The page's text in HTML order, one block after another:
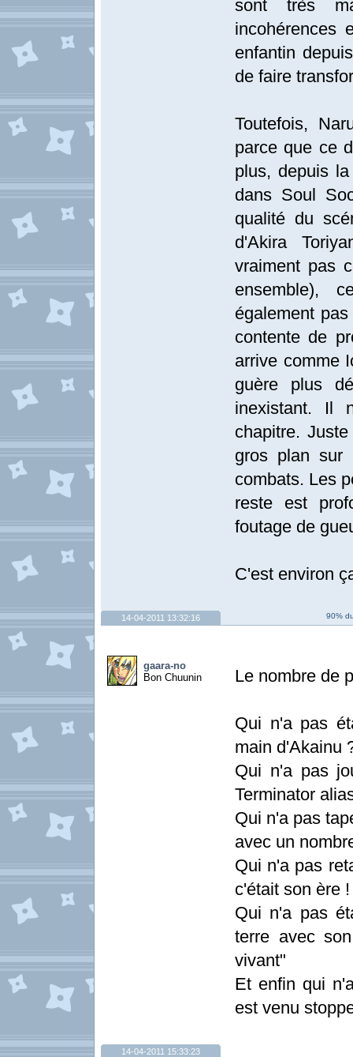
sont très
incohérences
enfantin
de faire
Toutefois,
parce que ce
plus, depuis
dans Soul
qualité du
d'Akira
vraiment pas
ensemble),
également
contente de
arrive comme
guère plus
inexistant. Il
chapitre.
gros plan sur
combats. Les
reste est
foutage de
C'est environ
90%
14-04-2011 13:32:16
gaara-no
Bon Chuunin
Le nombre de
Qui n'a pas
main d'Akainu
Qui n'a pas
Terminator
Qui n'a pas
avec un
Qui n'a pas
c'était son ère !
Qui n'a pas
terre avec
vivant"
Et enfin qui
est venu
14-04-2011 15:33:23